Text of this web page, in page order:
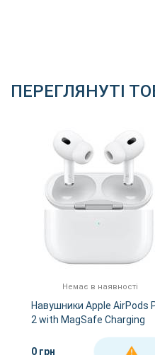
ПЕРЕГЛЯНУТІ
Немає в наявності
Навушники Apple AirPods
2 with MagSafe Charging
0 грн
ДЕТАЛЬНІШЕ